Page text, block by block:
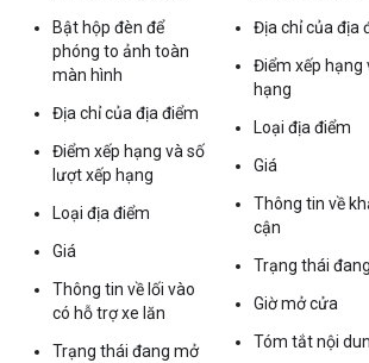
Bật hộp đèn để
phóng to ảnh toàn
màn hình
Địa chỉ của địa điểm
Điểm xếp hạng và số
lượt xếp hạng
Loại địa điểm
Giá
Thông tin về lối vào
có hỗ trợ xe lăn
Trạng thái đang mở
Địa chỉ của địa
Điểm xếp hạng
hạng
Loại địa điểm
Giá
Thông tin về
cận
Trạng thái
Giờ mở cửa
Tóm tắt nội